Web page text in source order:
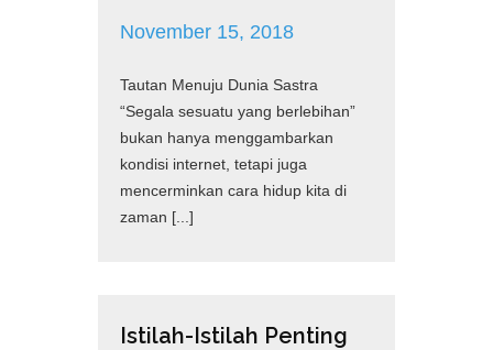
November 15, 2018
Tautan Menuju Dunia Sastra
“Segala sesuatu yang berlebihan”
bukan hanya menggambarkan
kondisi internet, tetapi juga
mencerminkan cara hidup kita di
zaman [...]
Istilah-Istilah Penting